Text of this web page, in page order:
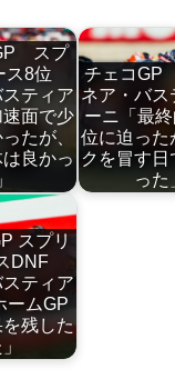
スプ
ス8位
ティア
面で少
たが、
良かっ
チェコGP
ネア・バス
ーニ「最
位に迫った
クを冒す日
った
スプリ
DNF
ティア
ームGP
残した
」